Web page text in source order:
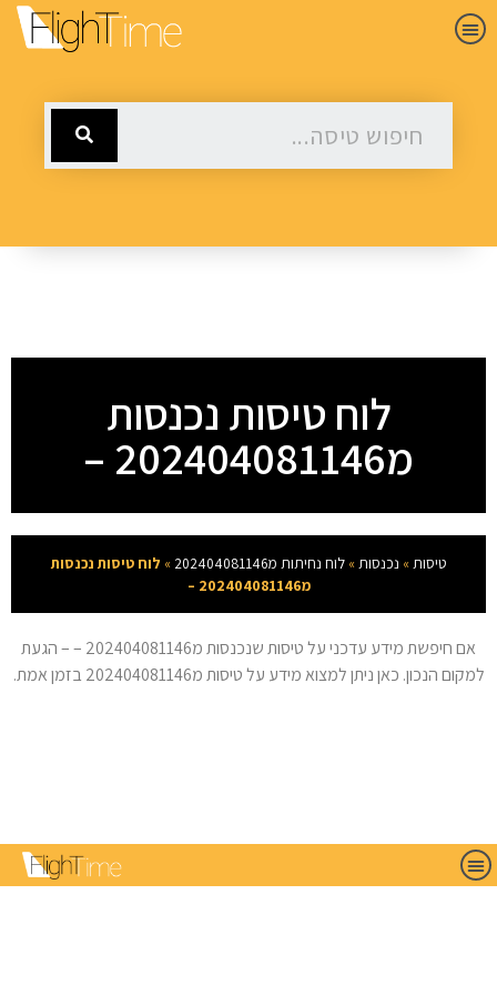
לוח טיסות נכנסות
מ202404081146 –
טיסות » נכנסות »לוח נחיתות מ202404081146 » לוח טיסות נכנסות
מ202404081146 –
אם חיפשת מידע עדכני על טיסות שנכנסות מ202404081146 – – הגעת
למקום הנכון. כאן ניתן למצוא מידע על טיסות מ202404081146 בזמן אמת.